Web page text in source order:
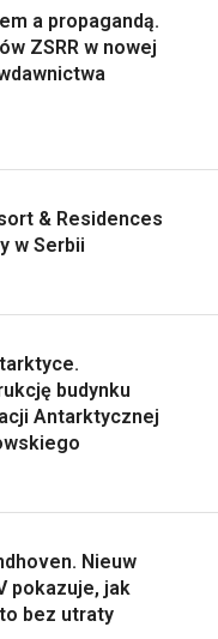
a propagandą.
ZSRR w nowej
& Residences
w Serbii
budynku
Antarktycznej
Nieuw
pokazuje, jak
bez utraty